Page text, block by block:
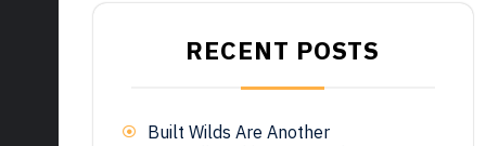
RECENT POSTS
Built Wilds Are Another